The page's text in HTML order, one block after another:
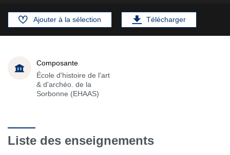
Ajouter à la sélection Télécharger
Composante
École d'histoire de l'art
& d'archéo. de la
Sorbonne (EHAAS)
Liste des enseignements